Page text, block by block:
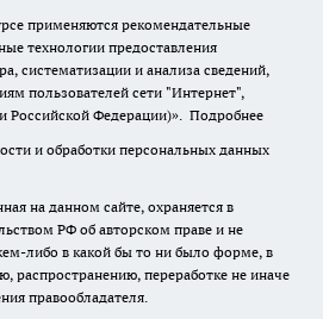
применяются рекомендательные
технологии предоставления
систематизации и анализа сведений,
пользователей сети "Интернет",
Российской Федерации)». Подробнее
и обработки персональных данных
на данном сайте, охраняется в
РФ об авторском праве и не
либо в какой бы то ни было форме, в
распространению, переработке не иначе
правообладателя.